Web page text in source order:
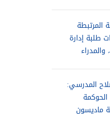
المرتبطة
طلبة إدارة
المدرسي:
ماديسون